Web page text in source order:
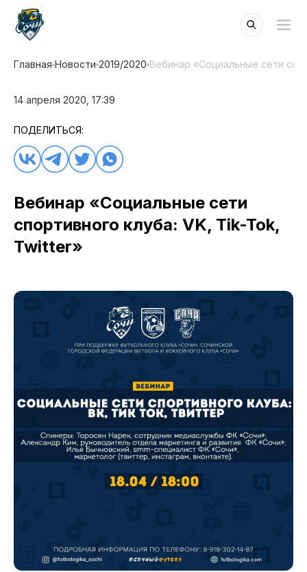
Главная Новости 2019/2020 Вебинар «Социальные сети
14 апреля 2020, 17:39
ПОДЕЛИТЬСЯ:
Вебинар «Социальные сети
спортивного клуба: VK, Tik-Tok,
Twitter»